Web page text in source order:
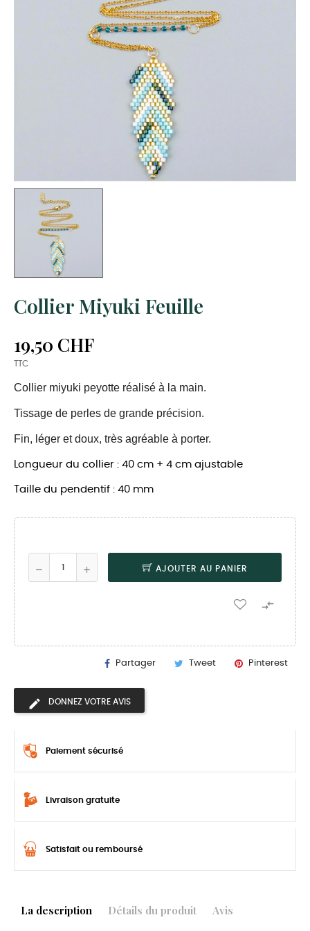
Collier Miyuki Feuille
19,50 CHF
TTC
Collier miyuki peyotte réalisé à la main.
Tissage de perles de grande précision.
Fin, léger et doux, très agréable à porter.
Longueur du collier : 40 cm + 4 cm ajustable
Taille du pendentif : 40 mm
AJOUTER AU PANIER

Partager Tweet Pinterest
DONNEZ VOTRE AVIS
Paiement sécurisé
Livraison gratuite
Satisfait ou remboursé
La description Détails du produit Avis